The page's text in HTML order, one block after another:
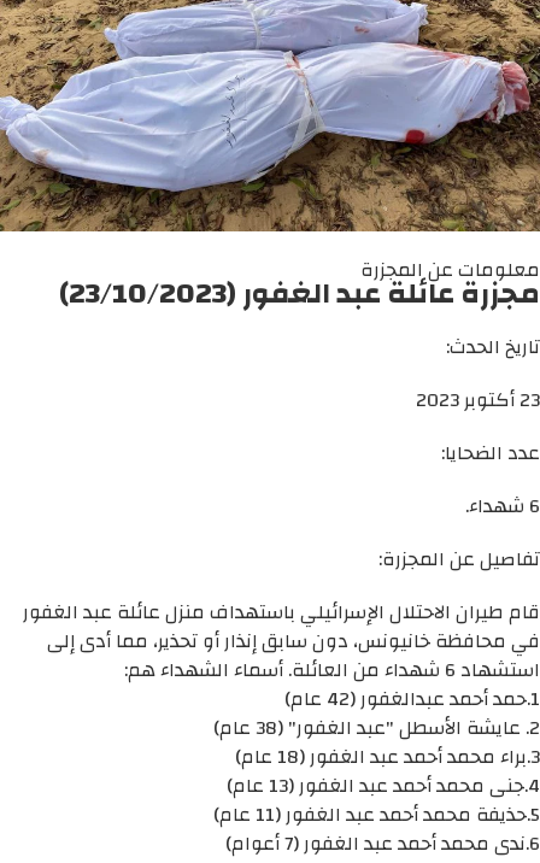
معلومات عن المجزرة
مجزرة عائلة عبد الغفور (23/10/2023)
تاريخ الحدث:
23 أكتوبر 2023
عدد الضحايا:
6 شهداء.
تفاصيل عن المجزرة:
قام طيران الاحتلال الإسرائيلي باستهداف منزل عائلة عبد الغفور
في محافظة خانيونس، دون سابق إنذار أو تحذير، مما أدى إلى
استشهاد 6 شهداء من العائلة. أسماء الشهداء هم:
1.حمد أحمد عبدالغفور (42 عام)
2. عايشة الأسطل "عبد الغفور" (38 عام)
3.براء محمد أحمد عبد الغفور (18 عام)
4.جنى محمد أحمد عبد الغفور (13 عام)
5.حذيفة محمد أحمد عبد الغفور (11 عام)
6.ندى محمد أحمد عبد الغفور (7 أعوام)